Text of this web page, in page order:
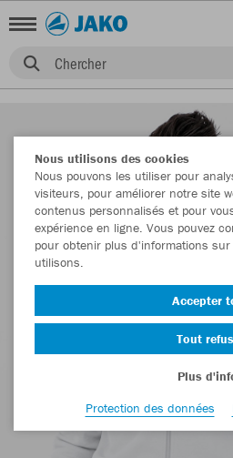
Chercher
Nous utilisons des cookies
Nous pouvons les utiliser pour
visiteurs, pour améliorer notre site
contenus personnalisés et pour
expérience en ligne. Vous pouvez
pour obtenir plus d'informations
utilisons.
Accepter
Tout
Plus
Protection des données